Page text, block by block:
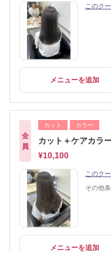
このク
メニューを追加
全
員
カット カラー
カット＋ケアカラ
¥10,100
このク
その他条
メニューを追加